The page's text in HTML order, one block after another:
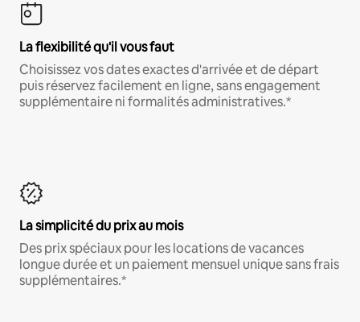
La flexibilité qu'il vous faut
Choisissez vos dates exactes d'arrivée et de départ
puis réservez facilement en ligne, sans engagement
supplémentaire ni formalités administratives.*
La simplicité du prix au mois
Des prix spéciaux pour les locations de vacances
longue durée et un paiement mensuel unique sans frais
supplémentaires.*